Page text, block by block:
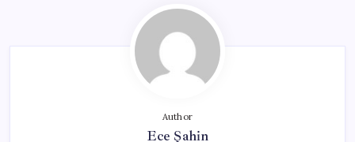
Author
Ece Şahin